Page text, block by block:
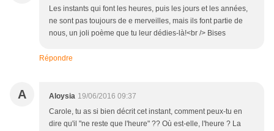
Les instants qui font les heures, puis les jours et les années,
ne sont pas toujours de e merveilles, mais ils font partie de
nous, un joli poème que tu leur dédies-là!<br /> Bises
Répondre
A Aloysia 19/06/2016 09:37
Carole, tu as si bien décrit cet instant, comment peux-tu en
dire qu'il "ne reste que l'heure" ?? Où est-elle, l'heure ? La